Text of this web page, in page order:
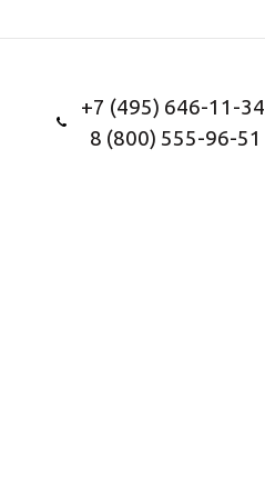
+7 (495) 646-11-34
8 (800) 555-96-51